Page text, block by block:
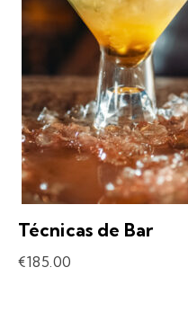
Técnicas de Bar
€185.00